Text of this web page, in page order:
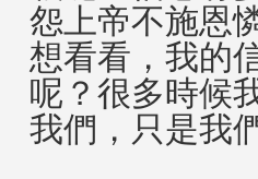
怨上帝不施恩
想看看，我的
呢？很多時候
我們，只是我